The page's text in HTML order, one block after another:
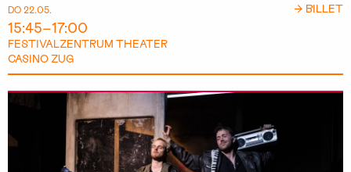
DO 22.05.
15:45–17:00
FESTIVALZENTRUM THEATER
CASINO ZUG
→ BILLET